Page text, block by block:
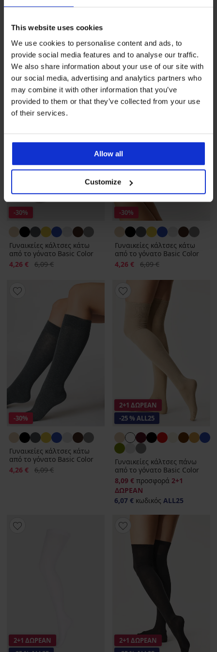
This website uses cookies
We use cookies to personalise content and ads, to
provide social media features and to analyse our traffic.
We also share information about your use of our site with
our social media, advertising and analytics partners who
may combine it with other information that you’ve
provided to them or that they’ve collected from your use
of their services.
Allow all
Customize
-30%
Γυναικείες κάλτσες κάτω
από το γόνατο Basic Color
Έκπτωση
4,26 €Αρχική τιμή
6,09 €
-30%
Γυναικείες κάλτσες κάτω
από το γόνατο Basic Color
Έκπτωση
4,26 € Αρχική τιμή
6,09 €
-30%
Γυναικείες κάλτσες κάτω
από το γόνατο Basic Color
Έκπτωση
4,26 € Αρχική τιμή
6,09 €
-30%
Γυναικείες κάλτσες κάτω
από το γόνατο Basic Color
Έκπτωση
4,26 € Αρχική τιμή
6,09 €
-30%
Γυναικείες κάλτσες κάτω
από το γόνατο Basic Color
Έκπτωση
4,26 € Αρχική τιμή
6,09 €
2+1 ΔΩΡΕΑΝ
-25 % ALL25
Γυναικείες κάλτσες πάνω
από το γόνατο Basic Color
8,09 € προσφορά 2+1
ΔΩΡΕΑΝ
6,07 € κωδικός ALL25
2+1 ΔΩΡΕΑΝ
2+1 ΔΩΡΕΑΝ